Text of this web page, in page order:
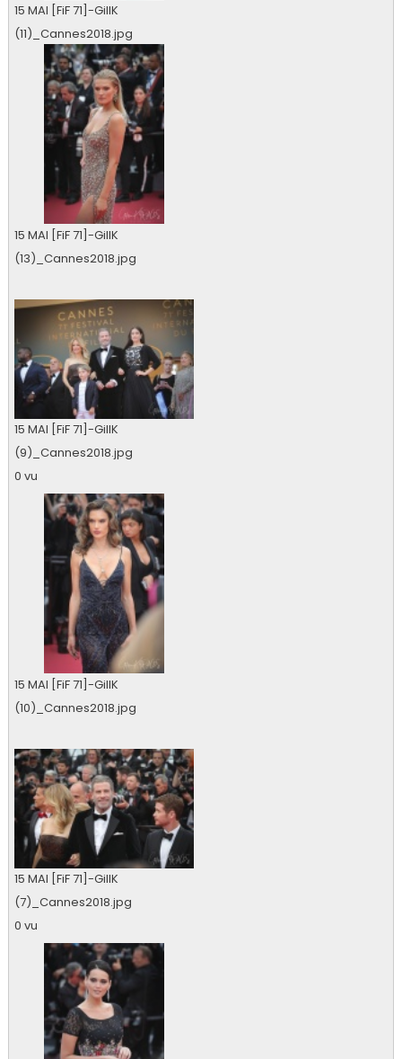
15 MAI [FiF 71]-GillK
(11)_Cannes2018.jpg
15 MAI [FiF 71]-GillK
(13)_Cannes2018.jpg
15 MAI [FiF 71]-GillK
(9)_Cannes2018.jpg
0 vu
15 MAI [FiF 71]-GillK
(10)_Cannes2018.jpg
15 MAI [FiF 71]-GillK
(7)_Cannes2018.jpg
0 vu